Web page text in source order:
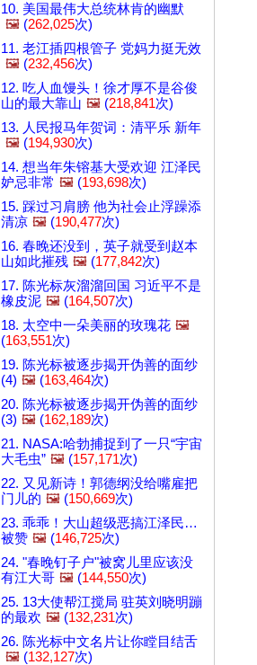
10. 美国最伟大总统林肯的幽默
🖼️ (262,025次)
11. 老江插四根管子 党妈力挺无效
🖼️ (232,456次)
12. 吃人血馒头！徐才厚不是谷俊
山的最大靠山 🖼️ (218,841次)
13. 人民报马年贺词：清平乐 新年
🖼️ (194,930次)
14. 想当年朱镕基大受欢迎 江泽民
妒忌非常 🖼️ (193,698次)
15. 踩过习肩膀 他为社会止浮躁添
清凉 🖼️ (190,477次)
16. 春晚还没到，英子就受到赵本
山如此摧残 🖼️ (177,842次)
17. 陈光标灰溜溜回国 习近平不是
橡皮泥 🖼️ (164,507次)
18. 太空中一朵美丽的玫瑰花 🖼️
(163,551次)
19. 陈光标被逐步揭开伪善的面纱
(4) 🖼️ (163,464次)
20. 陈光标被逐步揭开伪善的面纱
(3) 🖼️ (162,189次)
21. NASA:哈勃捕捉到了一只“宇宙
大毛虫” 🖼️ (157,171次)
22. 又见新诗！郭德纲没给嘴雇把
门儿的 🖼️ (150,669次)
23. 乖乖！大山超级恶搞江泽民…
被赞 🖼️ (146,725次)
24. "春晚钉子户"被窝儿里应该没
有江大哥 🖼️ (144,550次)
25. 13大使帮江搅局 驻英刘晓明蹦
的最欢 🖼️ (132,231次)
26. 陈光标中文名片让你瞠目结舌
🖼️ (132,127次)